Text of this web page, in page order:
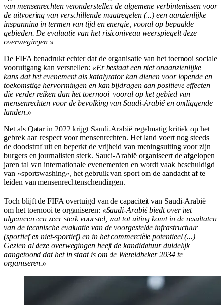
van mensenrechten veronderstellen de algemene verbintenissen voor
de uitvoering van verschillende maatregelen (...) een aanzienlijke
inspanning in termen van tijd en energie, vooral op bepaalde
gebieden. De evaluatie van het risiconiveau weerspiegelt deze
overwegingen.»
De FIFA benadrukt echter dat de organisatie van het toernooi sociale
vooruitgang kan versnellen: «Er bestaat een niet onaanzienlijke
kans dat het evenement als katalysator kan dienen voor lopende en
toekomstige hervormingen en kan bijdragen aan positieve effecten
die verder reiken dan het toernooi, vooral op het gebied van
mensenrechten voor de bevolking van Saudi-Arabië en omliggende
landen.»
Net als Qatar in 2022 krijgt Saudi-Arabië regelmatig kritiek op het
gebrek aan respect voor mensenrechten. Het land voert nog steeds
de doodstraf uit en beperkt de vrijheid van meningsuiting voor zijn
burgers en journalisten sterk. Saudi-Arabië organiseert de afgelopen
jaren tal van internationale evenementen en wordt vaak beschuldigd
van «sportswashing», het gebruik van sport om de aandacht af te
leiden van mensenrechtenschendingen.
Toch blijft de FIFA overtuigd van de capaciteit van Saudi-Arabië
om het toernooi te organiseren: «Saudi-Arabië biedt over het
algemeen een zeer sterk voorstel, wat tot uiting komt in de resultaten
van de technische evaluatie van de voorgestelde infrastructuur
(sportief en niet-sportief) en in het commerciële potentieel (...)
Gezien al deze overwegingen heeft de kandidatuur duidelijk
aangetoond dat het in staat is om de Wereldbeker 2034 te
organiseren.»